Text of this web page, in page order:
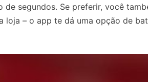
segundos. Se preferir, você
loja – o app te dá uma opção de